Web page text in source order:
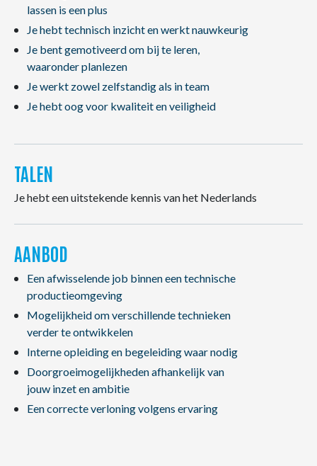
lassen is een plus
Je hebt technisch inzicht en werkt nauwkeurig
Je bent gemotiveerd om bij te leren,
waaronder planlezen
Je werkt zowel zelfstandig als in team
Je hebt oog voor kwaliteit en veiligheid
TALEN
Je hebt een uitstekende kennis van het Nederlands
AANBOD
Een afwisselende job binnen een technische
productieomgeving
Mogelijkheid om verschillende technieken
verder te ontwikkelen
Interne opleiding en begeleiding waar nodig
Doorgroeimogelijkheden afhankelijk van
jouw inzet en ambitie
Een correcte verloning volgens ervaring